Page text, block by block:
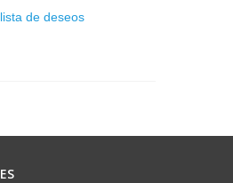
de deseos